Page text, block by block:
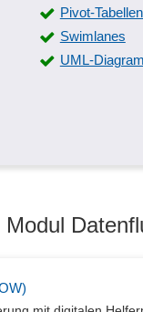
Pivot-
Swimlanes
UML-